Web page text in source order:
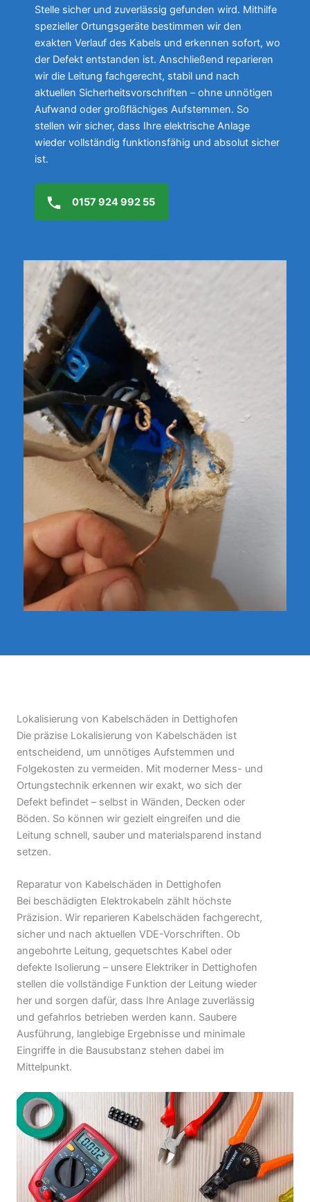
Stelle sicher und zuverlässig gefunden wird. Mithilfe
spezieller Ortungsgeräte bestimmen wir den
exakten Verlauf des Kabels und erkennen sofort, wo
der Defekt entstanden ist. Anschließend reparieren
wir die Leitung fachgerecht, stabil und nach
aktuellen Sicherheitsvorschriften – ohne unnötigen
Aufwand oder großflächiges Aufstemmen. So
stellen wir sicher, dass Ihre elektrische Anlage
wieder vollständig funktionsfähig und absolut sicher
ist.
0157 924 992 55
Lokalisierung von Kabelschäden in Dettighofen
Die präzise Lokalisierung von Kabelschäden ist
entscheidend, um unnötiges Aufstemmen und
Folgekosten zu vermeiden. Mit moderner Mess- und
Ortungstechnik erkennen wir exakt, wo sich der
Defekt befindet – selbst in Wänden, Decken oder
Böden. So können wir gezielt eingreifen und die
Leitung schnell, sauber und materialsparend instand
setzen.
Reparatur von Kabelschäden in Dettighofen
Bei beschädigten Elektrokabeln zählt höchste
Präzision. Wir reparieren Kabelschäden fachgerecht,
sicher und nach aktuellen VDE-Vorschriften. Ob
angebohrte Leitung, gequetschtes Kabel oder
defekte Isolierung – unsere Elektriker in Dettighofen
stellen die vollständige Funktion der Leitung wieder
her und sorgen dafür, dass Ihre Anlage zuverlässig
und gefahrlos betrieben werden kann. Saubere
Ausführung, langlebige Ergebnisse und minimale
Eingriffe in die Bausubstanz stehen dabei im
Mittelpunkt.